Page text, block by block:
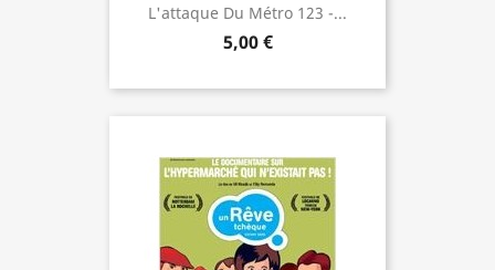
L'attaque Du Métro 123 -...
5,00 €